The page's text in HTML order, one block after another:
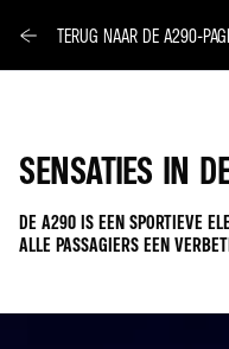
TERUG NAAR DE A290-
SENSATIES IN
DE A290 IS EEN SPORTIEVE
ALLE PASSAGIERS EEN